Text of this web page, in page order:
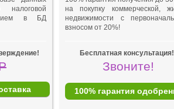
налоговой
в БД
на покупку коммерческой,
недвижимости с
взносом от 20%!
Бесплатная консультация!
Звоните!
100% гарантия